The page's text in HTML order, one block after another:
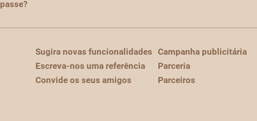
passe?
Sugira novas funcionalidades
Escreva-nos uma referência
Convide os seus amigos
Campanha publicitária
Parceria
Parceiros